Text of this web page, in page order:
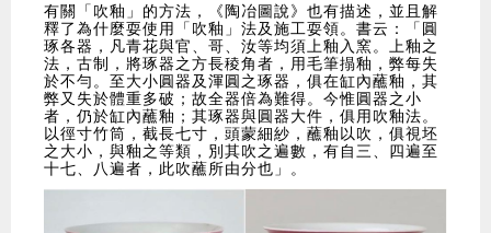
有關「吹釉」的方法，《陶冶圖說》也有描述，並且解
釋了為什麼耍使用「吹釉」法及施工耍領。書云：「圓
琢各器，凡青花與官、哥、汝等均須上釉入窯。上釉之
法，古制，將琢器之方長稜角者，用毛筆搨釉，弊每失
於不勻。至大小圓器及渾圓之琢器，俱在缸內蘸釉，其
弊又失於體重多破；故全器倍為難得。今惟圓器之小
者，仍於缸內蘸釉；其琢器與圓器大件，俱用吹釉法。
以徑寸竹筒，截長七寸，頭蒙細紗，蘸釉以吹，俱視坯
之大小，與釉之等類，別其吹之遍數，有自三、四遍至
十七、八遍者，此吹蘸所由分也」。